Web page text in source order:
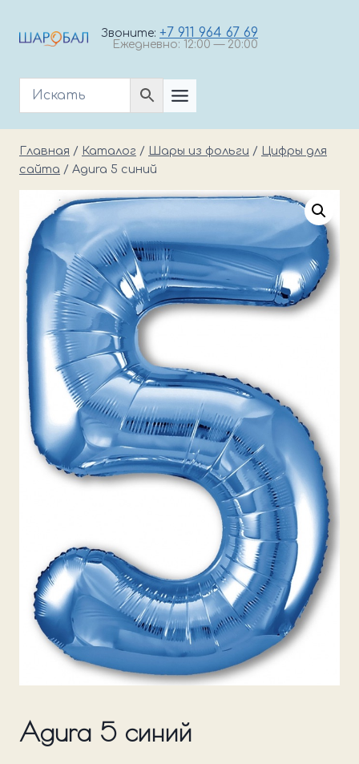
Звоните: +7 911 964 67 69
Ежедневно: 12:00 — 20:00
Главная / Каталог / Шары из фольги /
Цифры для
сайта / Agura 5 синий
Agura 5 синий